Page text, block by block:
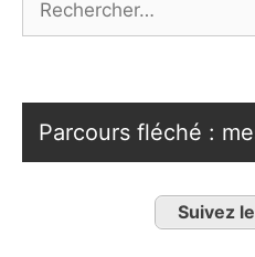
Parcours fléché :
Suivez